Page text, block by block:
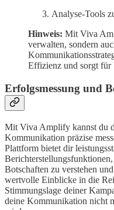
Analyse-Tools
Hinweis: Mit Viva
verwalten, sondern
Effizienz und sorgt für
Erfolgsmessung und
Mit Viva Amplify kannst du
Kommunikation präzise
Plattform bietet dir
Botschaften zu verstehen
wertvolle Einblicke in die
Stimmungslage deiner
deine Kommunikation nicht